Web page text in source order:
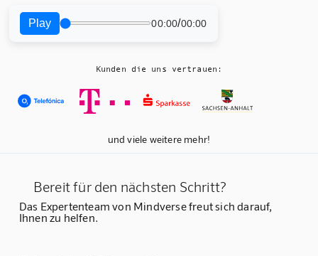
Play 00:00/00:00
Kunden die uns vertrauen:
und viele weitere mehr!
Bereit für den nächsten Schritt?
Das Expertenteam von Mindverse freut sich darauf,
Ihnen zu helfen.